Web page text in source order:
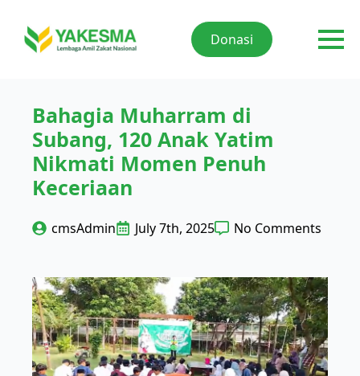
Donasi
Bahagia Muharram di
Subang, 120 Anak Yatim
Nikmati Momen Penuh
Keceriaan
cmsAdmin July 7th, 2025 No Comments